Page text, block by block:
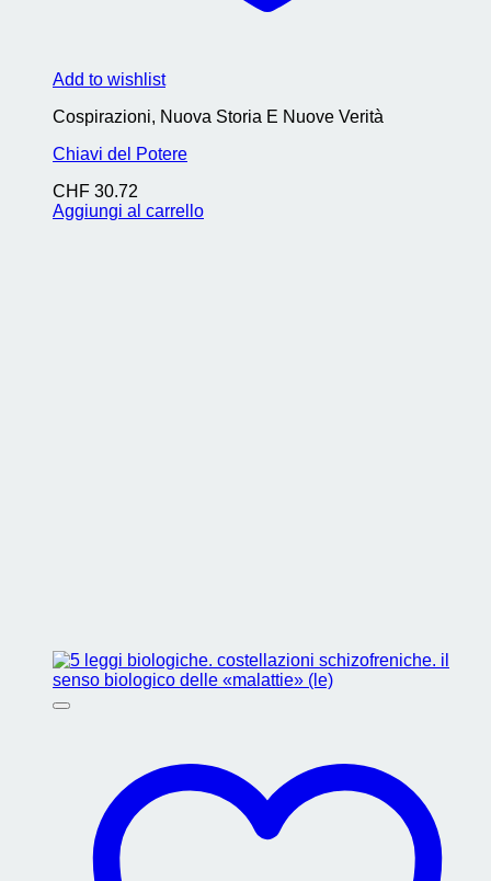
Add to wishlist
Cospirazioni, Nuova Storia E Nuove Verità
Chiavi del Potere
CHF 30.72
Aggiungi al carrello